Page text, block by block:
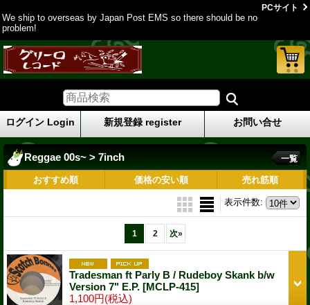
We ship to overseas by Japan Post EMS so there should be no
problem!
PCサイト
ログイン Login 新規登録 register お問い合せ
Reggae 00s~ > 7inch 一覧
おすすめ順 価格の安い順 売れ筋順
表示件数:
1 2 次»
Tradesman ft Parly B / Rudeboy Skank b/w
Version 7" E.P. [MCLP-415]
1,100円(税込)